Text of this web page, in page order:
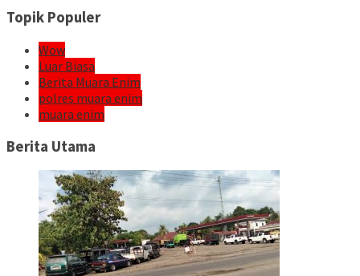
Topik Populer
Wow
Luar Biasa
Berita Muara Enim
polres muara enim
muara enim
Berita Utama